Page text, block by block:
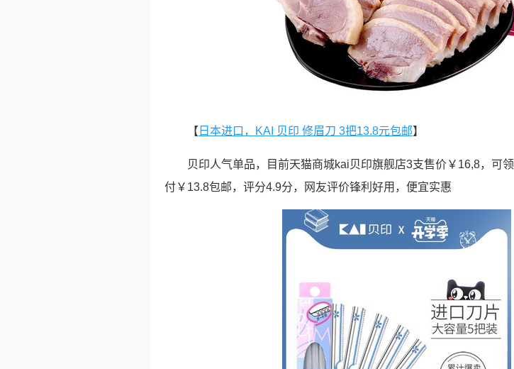
【 日本进口，KAI 贝印 修眉刀 3把13.8元包邮】
贝印人气单品，目前天猫商城kai贝印旗舰店3支售价￥16,8，可
付￥13.8包邮，评分4.9分，网友评价锋利好用，便宜实惠